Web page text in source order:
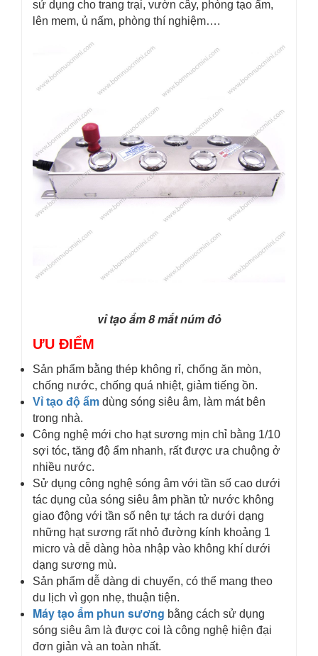
sử dụng cho trang trại, vườn cây, phòng tạo ẩm,
lên mem, ủ nấm, phòng thí nghiệm….
vỉ tạo ẩm 8 mắt núm đỏ
ƯU ĐIỂM
Sản phẩm bằng thép không rỉ, chống ăn mòn,
chống nước, chống quá nhiệt, giảm tiếng ồn.​
Vỉ tạo độ ẩm dùng sóng siêu âm, làm mát bên
trong nhà.
Công nghệ mới cho hạt sương mịn chỉ bằng 1/10
sợi tóc, tăng độ ẩm nhanh, rất được ưa chuộng ở
nhiều nước.
Sử dụng công nghệ sóng âm với tần số cao dưới
tác dụng của sóng siêu âm phần tử nước không
giao động với tần số nên tự tách ra dưới dạng
những hạt sương rất nhỏ đường kính khoảng 1
micro và dễ dàng hòa nhập vào không khí dưới
dạng sương mù.
Sản phẩm dễ dàng di chuyển, có thể mang theo
du lịch vì gọn nhẹ, thuận tiện.
Máy tạo ẩm phun sương bằng cách sử dụng
sóng siêu âm là được coi là công nghệ hiện đại
đơn giản và an toàn nhất.